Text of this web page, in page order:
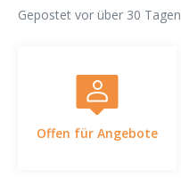
Gepostet vor über 30 Tagen
Offen für Angebote